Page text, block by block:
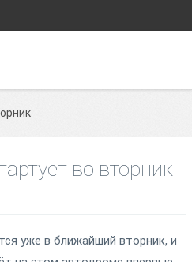
во вторник
уже в ближайший вторник, и